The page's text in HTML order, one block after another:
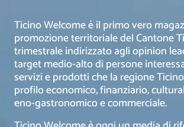
Ticino Welcome è il primo vero
promozione territoriale del Cantone
trimestrale indirizzato agli opinion
target medio-alto di persone
servizi e prodotti che la regione
profilo economico, finanziario,
eno-gastronomico e commerciale.